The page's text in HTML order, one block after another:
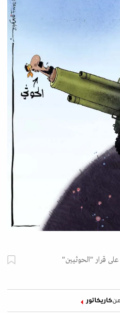
قرار "الحوثيين"
منكاريكاتور